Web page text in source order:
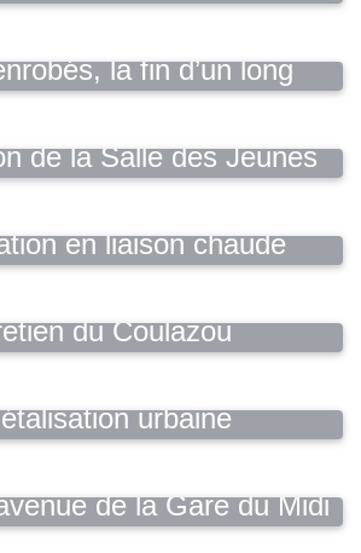
la fin d’un long
feuilleton !
de la Salle des Jeunes
en liaison chaude
du Coulazou
urbaine
de la Gare du Midi